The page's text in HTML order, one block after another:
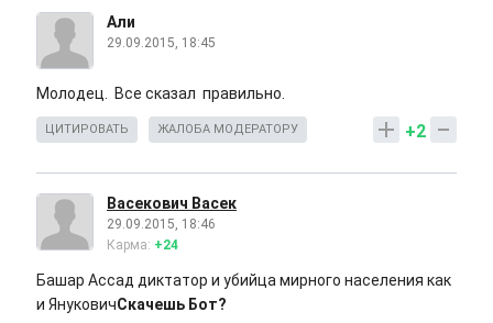
Али
29.09.2015, 18:45
Молодец. Все сказал правильно.
+2
ЦИТИРОВАТЬ ЖАЛОБА МОДЕРАТОРУ
Васекович Васек
29.09.2015, 18:46
Карма: +24
Башар Ассад диктатор и убийца мирного населения как
и ЯнуковичСкачешь Бот?